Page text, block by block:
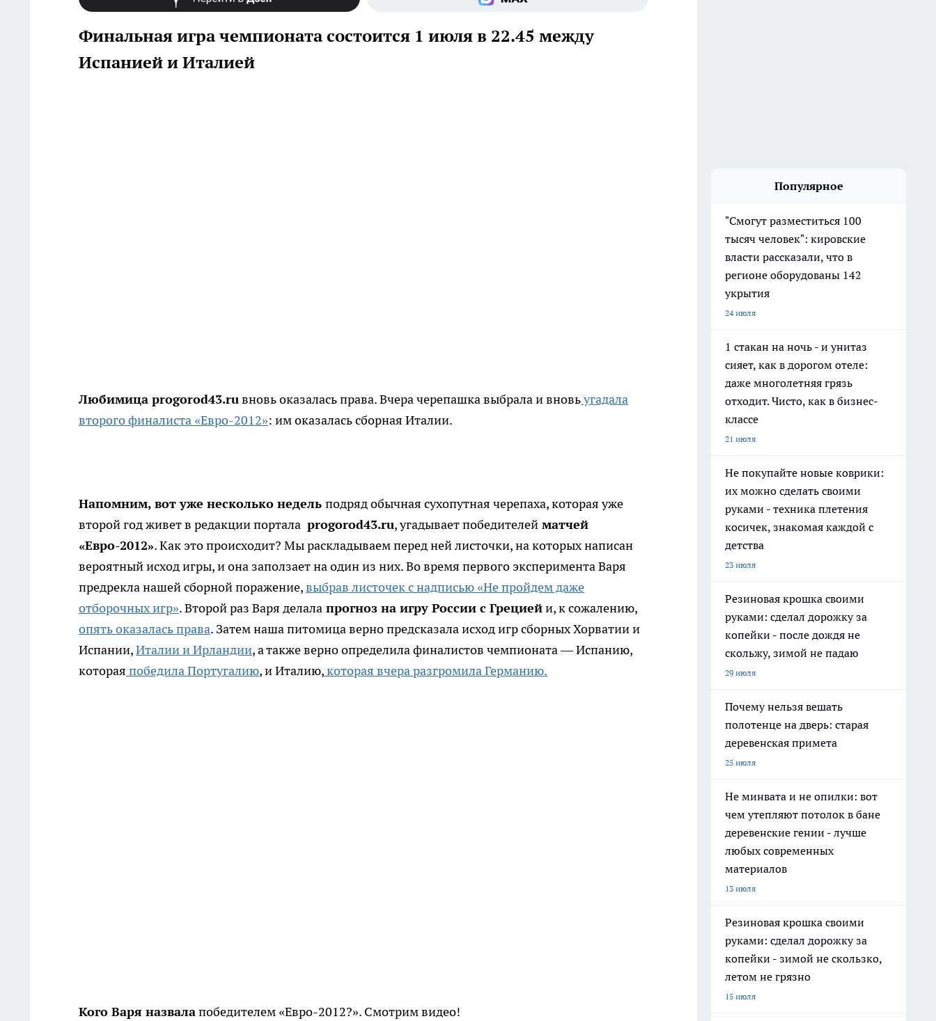
Финальная игра чемпионата состоится 1 июля в 22.45 между
Испанией и Италией
Любимица progorod43.ruвновь оказалась права. Вчера черепашка выбрала и вновьугадала
второго финалиста «Евро-2012»: им оказалась сборная Италии.
Напомним, вот уже несколько недель подряд обычная сухопутная черепаха, которая уже
второй год живет в редакции портала progorod43.ru, угадывает победителей матчей
«Евро-2012». Как это происходит? Мы раскладываем перед ней листочки, на которых написан
вероятный исход игры, и она заползает на один из них. Во время первого эксперимента Варя
предрекла нашей сборной поражение,выбрав листочек с надписью «Не пройдем даже
отборочных игр». Второй раз Варя делала прогноз на игру России с Грециейи, к сожалению,
опять оказалась права. Затем наша питомица верно предсказала исход игр сборных Хорватии и
Испании,Италии и Ирландии, а также верно определила финалистов чемпионата — Испанию,
которая победила Португалию, и Италию,которая вчера разгромила Германию.
Кого Варя назвалапобедителем «Евро-2012?». Смотрим видео!
Популярное
"Смогут разместиться 100
тысяч человек": кировские
власти рассказали, что в
регионе оборудованы 142
укрытия
24 июля
1 стакан на ночь - и унитаз
сияет, как в дорогом отеле:
даже многолетняя грязь
отходит. Чисто, как в бизнес-
классе
21 июля
Не покупайте новые коврики:
их можно сделать своими
руками - техника плетения
косичек, знакомая каждой с
детства
23 июля
Резиновая крошка своими
руками: сделал дорожку за
копейки - после дождя не
скольжу, зимой не падаю
29 июля
Почему нельзя вешать
полотенце на дверь: старая
деревенская примета
25 июля
Не минвата и не опилки: вот
чем утепляют потолок в бане
деревенские гении - лучше
любых современных
материалов
13 июля
Резиновая крошка своими
руками: сделал дорожку за
копейки - зимой не скользко,
летом не грязно
15 июля